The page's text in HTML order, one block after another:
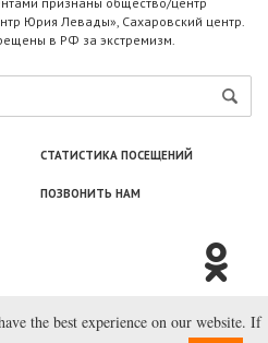
Юрия Левады», Сахаровский центр.
в РФ за экстремизм.
СТАТИСТИКА ПОСЕЩЕНИЙ
ПОЗВОНИТЬ НАМ
Новоcтей», 2003—2026.
the best experience on our website. If